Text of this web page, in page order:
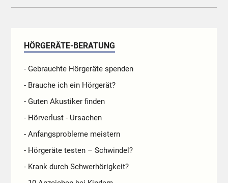
HÖRGERÄTE-BERATUNG
- Gebrauchte Hörgeräte spenden
- Brauche ich ein Hörgerät?
- Guten Akustiker finden
- Hörverlust - Ursachen
- Anfangsprobleme meistern
- Hörgeräte testen – Schwindel?
- Krank durch Schwerhörigkeit?